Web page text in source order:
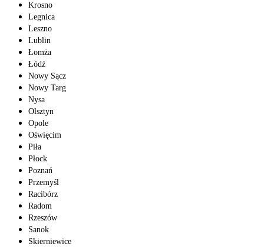
Krosno
Legnica
Leszno
Lublin
Łomża
Łódź
Nowy Sącz
Nowy Targ
Nysa
Olsztyn
Opole
Oświęcim
Piła
Płock
Poznań
Przemyśl
Racibórz
Radom
Rzeszów
Sanok
Skierniewice